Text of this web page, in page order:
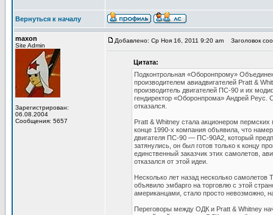
Вернуться к началу
maxon
Site Admin
Зарегистрирован:
06.08.2004
Сообщения: 5657
Добавлено: Ср Ноя 16, 2011 9:20 am Заголовок
Цитата:
Подконтрольная «Оборонпрому»
производителем авиадвигателей Pratt &
производитель двигателей ПС-90 и их
гендиректор «Оборонпрома» Андрей Реус.
отказался.
Pratt & Whitney стала акционером
конце 1990-х компания объявила, что
двигателя ПС-90 — ПС-90А2, который
затянулись, он был готов только к концу
единственный заказчик этих самолетов,
отказался от этой идеи.
Несколько лет назад несколько
объявило эмбарго на торговлю с этой
американцами, стало просто невозможно,
Переговоры между ОДК и Pratt & Whitney